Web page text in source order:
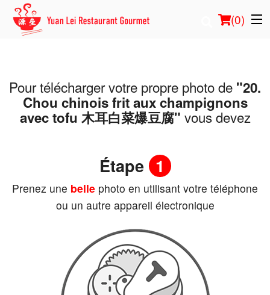
(0)
Commander en ligne
Emplacement
Rechercher
Pour télécharger votre propre photo de "20.
Chou chinois frit aux champignons
avec tofu 木耳白菜爆豆腐" vous devez
Étape 1
Prenez une belle photo en utilisant votre téléphone
ou un autre appareil électronique